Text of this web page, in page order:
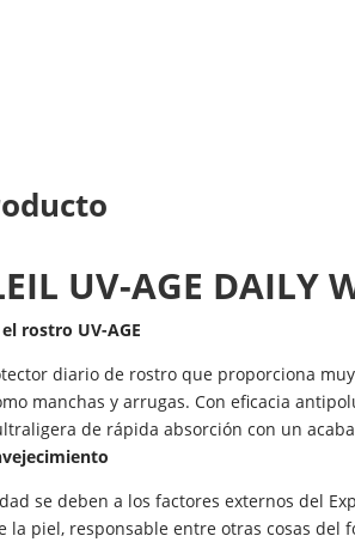
UV-AGE DAILY
rostro UV-AGE
diario de rostro que proporciona
manchas y arrugas. Con eficacia
de rápida absorción con un
se deben a los factores externos del
la piel, responsable entre otras cosas